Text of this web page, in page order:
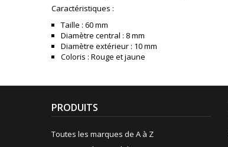
Caractéristiques :
Taille : 60 mm
Diamètre central : 8 mm
Diamètre extérieur : 10 mm
Coloris : Rouge et jaune
PRODUITS
Toutes les marques de A à Z